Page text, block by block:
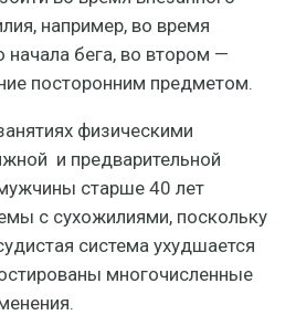
например, во время
начала бега, во втором —
посторонним предметом.
физическими
и предварительной
старше 40 лет
с сухожилиями, поскольку
система ухудшается
многочисленные